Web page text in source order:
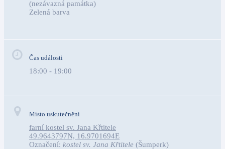
(nezávazná památka)
Zelená barva
Čas události
18:00 - 19:00
Místo uskutečnění
farní kostel sv. Jana Křtitele
49.9643797N, 16.9701694E
Označení: kostel sv. Jana Křtitele (Šumperk)